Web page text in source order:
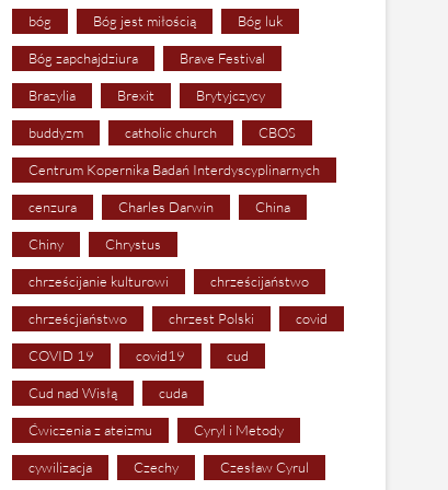
bóg Bóg jest miłością Bóg luk
Bóg zapchajdziura Brave Festival
Brazylia Brexit Brytyjczycy
buddyzm catholic church CBOS
Centrum Kopernika Badań Interdyscyplinarnych
cenzura Charles Darwin China
Chiny Chrystus
chrześcijanie kulturowi chrześcijaństwo
chrześcjiaństwo chrzest Polski covid
COVID 19 covid19 cud
Cud nad Wisłą cuda
Ćwiczenia z ateizmu Cyryl i Metody
cywilizacja Czechy Czesław Cyrul